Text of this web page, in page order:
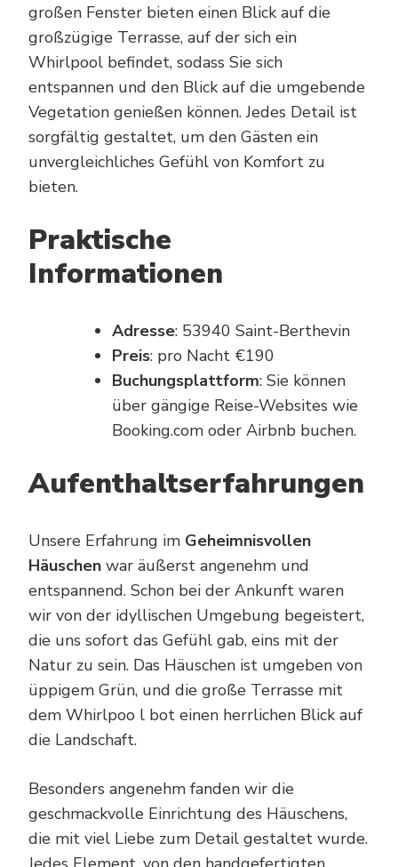
großen Fenster bieten einen Blick auf die
großzügige Terrasse, auf der sich ein
Whirlpool befindet, sodass Sie sich
entspannen und den Blick auf die umgebende
Vegetation genießen können. Jedes Detail ist
sorgfältig gestaltet, um den Gästen ein
unvergleichliches Gefühl von Komfort zu
bieten.
Praktische
Informationen
Adresse: 53940 Saint-Berthevin
Preis: pro Nacht €190
Buchungsplattform: Sie können
über gängige Reise-Websites wie
Booking.com oder Airbnb buchen.
Aufenthaltserfahrungen
Unsere Erfahrung im Geheimnisvollen
Häuschen war äußerst angenehm und
entspannend. Schon bei der Ankunft waren
wir von der idyllischen Umgebung begeistert,
die uns sofort das Gefühl gab, eins mit der
Natur zu sein. Das Häuschen ist umgeben von
üppigem Grün, und die große Terrasse mit
dem Whirlpoo l bot einen herrlichen Blick auf
die Landschaft.
Besonders angenehm fanden wir die
geschmackvolle Einrichtung des Häuschens,
die mit viel Liebe zum Detail gestaltet wurde.